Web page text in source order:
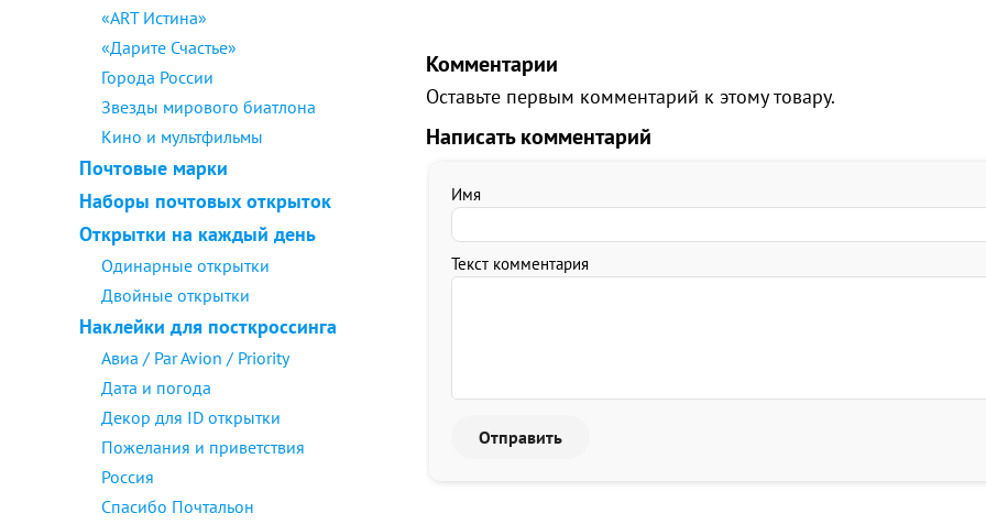
«ART Истина»
«Дарите Счастье»
Города России
Звезды мирового биатлона
Кино и мультфильмы
Почтовые марки
Наборы почтовых открыток
Открытки на каждый день
Одинарные открытки
Двойные открытки
Наклейки для посткроссинга
Авиа / Par Avion / Priority
Дата и погода
Декор для ID открытки
Пожелания и приветствия
Россия
Спасибо Почтальон
Комментарии
Оставьте первым комментарий к этому товару.
Написать комментарий
Имя
Текст комментария